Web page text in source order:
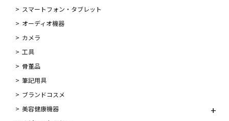
スマートフォン・タブレット
オーディオ機器
カメラ
工具
骨董品
筆記用具
ブランドコスメ
美容健康機器